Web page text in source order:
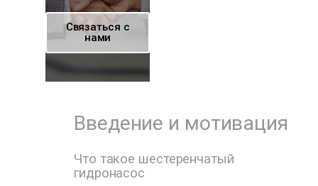
Связаться с
нами
Введение и мотивация
Что такое шестеренчатый
гидронасос